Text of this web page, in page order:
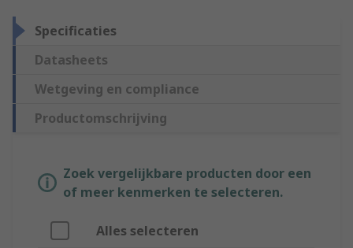
Specificaties
Datasheets
Wetgeving en compliance
Productomschrijving
Zoek vergelijkbare producten door een
of meer kenmerken te selecteren.
Alles selecteren